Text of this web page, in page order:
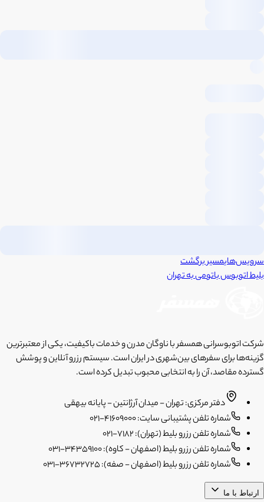
سرویس‌هایمسیر برگشت
بلیط اتوبوسباتومیبهتهران
شرکت اتوبوسرانی همسفر با ناوگان مدرن و خدمات باکیفیت، یکی از معتبرترین
گزینه‌ها برای سفرهای بین‌شهری در ایران است. سیستم رزرو آنلاین و پوشش
گسترده مقاصد، آن را به انتخابی محبوب تبدیل کرده است.
دفتر مرکزی: تهران - میدان آرژانتین - پایانه بیهقی
شماره تلفن پشتیبانی سایت: 41609000-021
شماره تلفن رزرو بلیط (تهران): 7182-021
شماره تلفن رزرو بلیط (اصفهان - کاوه): 34359100-031
شماره تلفن رزرو بلیط (اصفهان - صفه): 36732725-031
ارتباط با ما